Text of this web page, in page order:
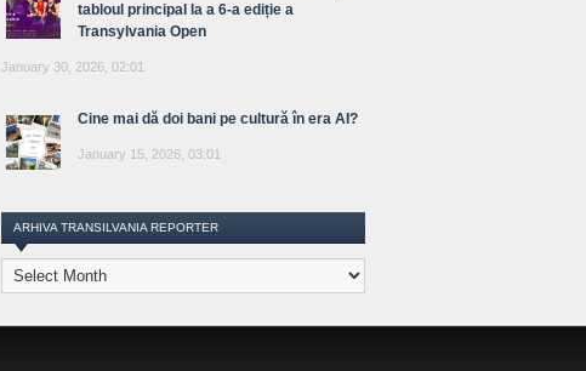
tabloul principal la a 6-a ediție a
Transylvania Open
January 30, 2026, 02:01
Cine mai dă doi bani pe cultură în era AI?
January 15, 2026, 03:01
ARHIVA TRANSILVANIA REPORTER
Arhiva
Transilvania